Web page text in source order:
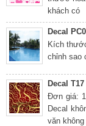
khách có
Decal
Kích
chỉnh sao
Decal T17
Đơn giá:
Decal
văn không